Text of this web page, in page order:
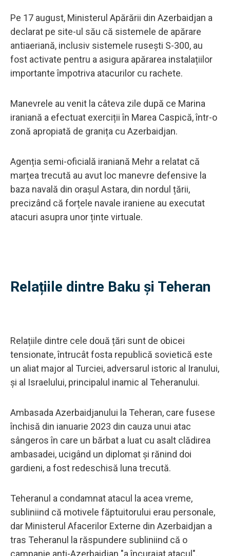
Pe 17 august, Ministerul Apărării din Azerbaidjan a
declarat pe site-ul său că sistemele de apărare
antiaeriană, inclusiv sistemele rusești S-300, au
fost activate pentru a asigura apărarea instalațiilor
importante împotriva atacurilor cu rachete.
Manevrele au venit la câteva zile după ce Marina
iraniană a efectuat exerciții în Marea Caspică, într-o
zonă apropiată de granița cu Azerbaidjan.
Agenția semi-oficială iraniană Mehr a relatat că
marțea trecută au avut loc manevre defensive la
baza navală din orașul Astara, din nordul țării,
precizând că forțele navale iraniene au executat
atacuri asupra unor ținte virtuale.
Relațiile dintre Baku și Teheran
Relațiile dintre cele două țări sunt de obicei
tensionate, întrucât fosta republică sovietică este
un aliat major al Turciei, adversarul istoric al Iranului,
și al Israelului, principalul inamic al Teheranului.
Ambasada Azerbaidjanului la Teheran, care fusese
închisă din ianuarie 2023 din cauza unui atac
sângeros în care un bărbat a luat cu asalt clădirea
ambasadei, ucigând un diplomat și rănind doi
gardieni, a fost redeschisă luna trecută.
Teheranul a condamnat atacul la acea vreme,
subliniind că motivele făptuitorului erau personale,
dar Ministerul Afacerilor Externe din Azerbaidjan a
tras Teheranul la răspundere subliniind că o
campanie anti-Azerbaidjan "a încurajat atacul".